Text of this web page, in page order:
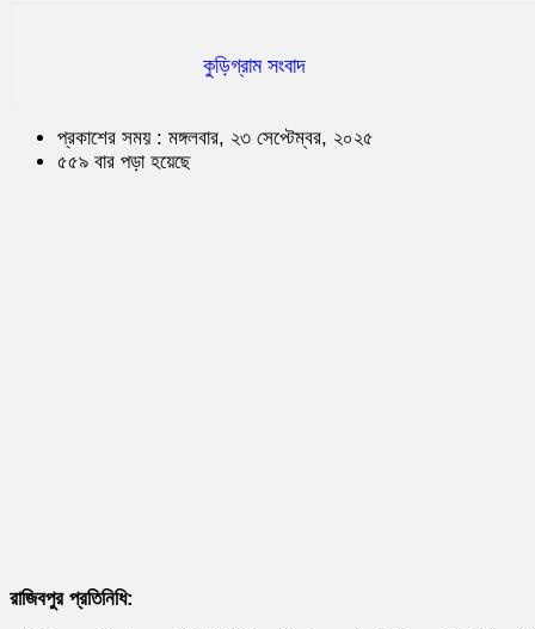
কুড়িগ্রাম সংবাদ
প্রকাশের সময় : মঙ্গলবার, ২৩ সেপ্টেম্বর, ২০২৫
৫৫৯ বার পড়া হয়েছে
রাজিবপুর প্রতিনিধি: